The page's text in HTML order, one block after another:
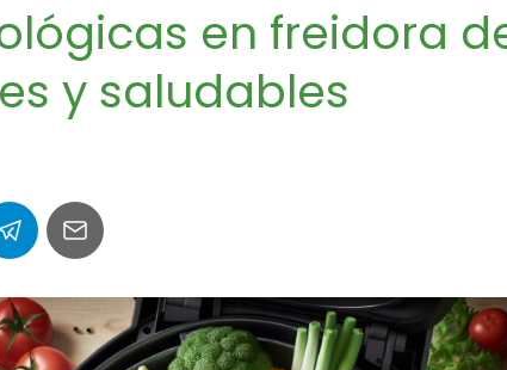
en freidora
y saludables